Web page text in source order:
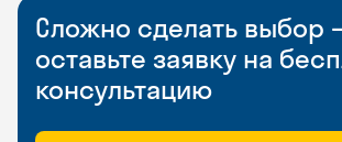
Сложно сделать выбор
оставьте заявку на
консультацию